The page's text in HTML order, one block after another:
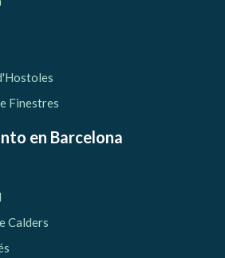
Finestres
en Barcelona
Calders